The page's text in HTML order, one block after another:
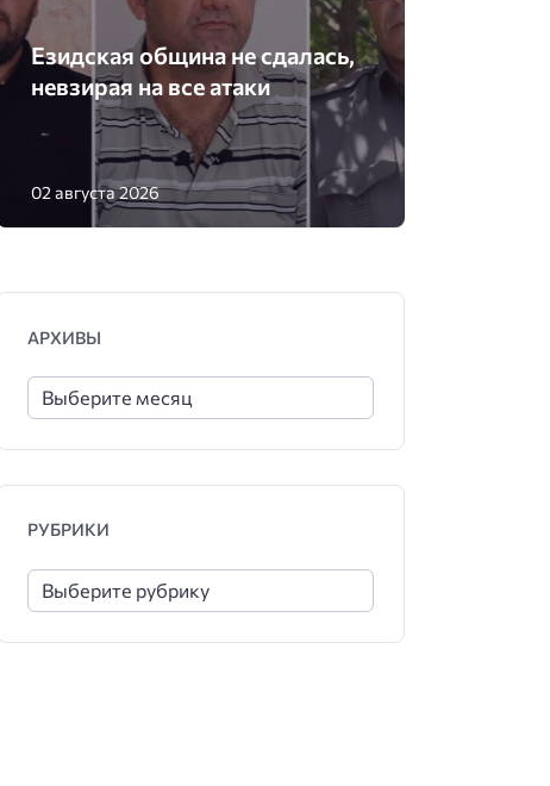
Езидская община не сдалась,
невзирая на все атаки
02 августа 2026
АРХИВЫ
РУБРИКИ